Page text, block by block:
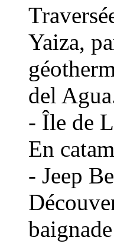
Yaiza,
del
- Île de
En
- Jeep